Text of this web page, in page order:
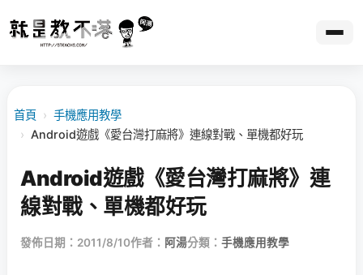
首頁 › 手機應用教學
› Android遊戲《愛台灣打麻將》連線對戰、單機都好玩
Android遊戲《愛台灣打麻將》連
線對戰、單機都好玩
發佈日期：2011/8/10作者： 阿湯分類： 手機應用教學